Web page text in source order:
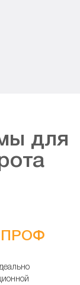
для
ПРОФ